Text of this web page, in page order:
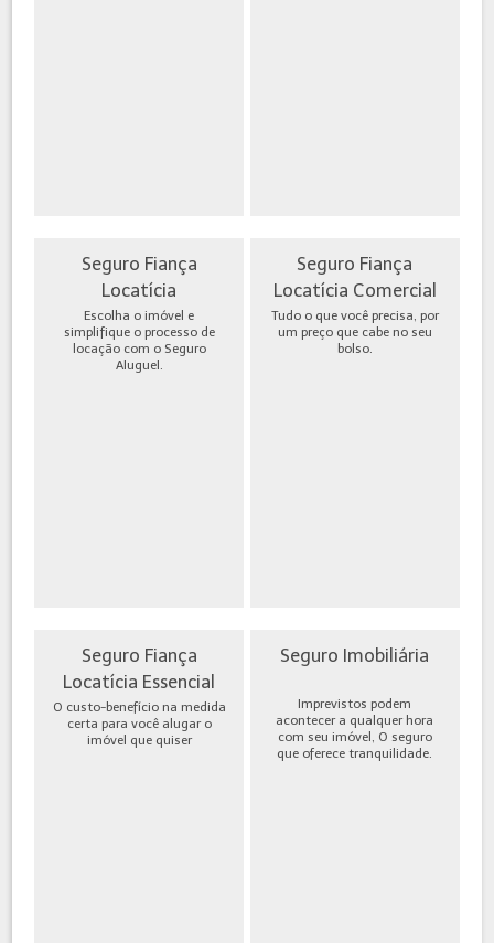
Seguro Fiança
Locatícia
Escolha o imóvel e
simplifique o processo de
locação com o Seguro
Aluguel.
Seguro Fiança
Locatícia Comercial
Tudo o que você precisa, por
um preço que cabe no seu
bolso.
Seguro Fiança
Locatícia Essencial
O custo-benefício na medida
certa para você alugar o
imóvel que quiser
Seguro Imobiliária
Imprevistos podem
acontecer a qualquer hora
com seu imóvel, O seguro
que oferece tranquilidade.